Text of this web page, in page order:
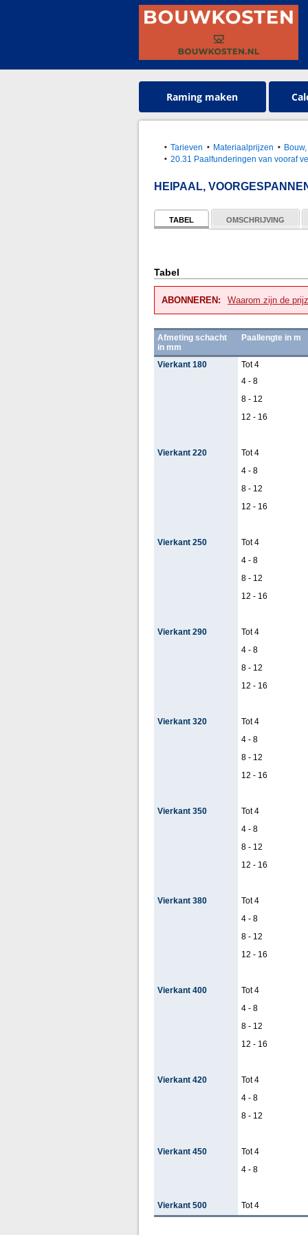
Raming maken
Tarieven Materiaalprijzen
20.31 Paalfunderingen van vooraf
HEIPAAL,
TABEL OMSCHRIJVING
Tabel
ABONNEREN: Waarom zijn de
Afmeting schacht
in mm
Paallengte in m
Vierkant 180 Tot 4
4 - 8
8 - 12
12 - 16
Vierkant 220 Tot 4
4 - 8
8 - 12
12 - 16
Vierkant 250 Tot 4
4 - 8
8 - 12
12 - 16
Vierkant 290 Tot 4
4 - 8
8 - 12
12 - 16
Vierkant 320 Tot 4
4 - 8
8 - 12
12 - 16
Vierkant 350 Tot 4
4 - 8
8 - 12
12 - 16
Vierkant 380 Tot 4
4 - 8
8 - 12
12 - 16
Vierkant 400 Tot 4
4 - 8
8 - 12
12 - 16
Vierkant 420 Tot 4
4 - 8
8 - 12
Vierkant 450 Tot 4
4 - 8
Vierkant 500 Tot 4